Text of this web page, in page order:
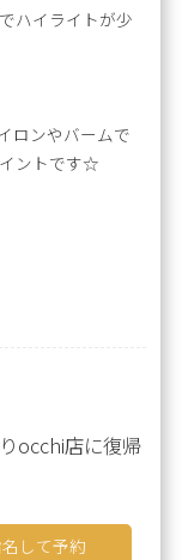
ハイライトが少
ロンやバームで
ントです☆
occhi店に復帰
して予約